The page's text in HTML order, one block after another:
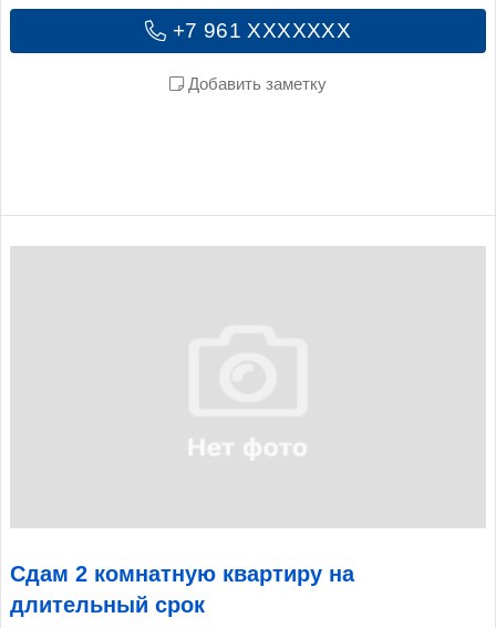
+7 961 XXXXXXX
Добавить заметку
Сдам 2 комнатную квартиру на
длительный срок